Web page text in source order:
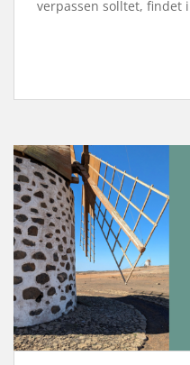
verpassen solltet, findet